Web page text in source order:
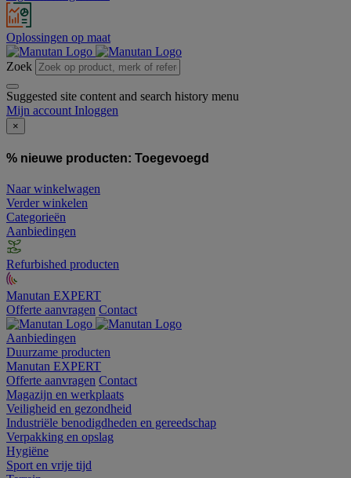
Oplossingen op maat
Zoek
Suggested site content and search history menu
Mijn account Inloggen
×
% nieuwe producten: Toegevoegd
Naar winkelwagen
Verder winkelen
Categorieën
Aanbiedingen
Refurbished producten
Manutan EXPERT
Offerte aanvragen Contact
Aanbiedingen
Duurzame producten
Manutan EXPERT
Offerte aanvragen Contact
Magazijn en werkplaats
Veiligheid en gezondheid
Industriële benodigdheden en gereedschap
Verpakking en opslag
Hygiëne
Sport en vrije tijd